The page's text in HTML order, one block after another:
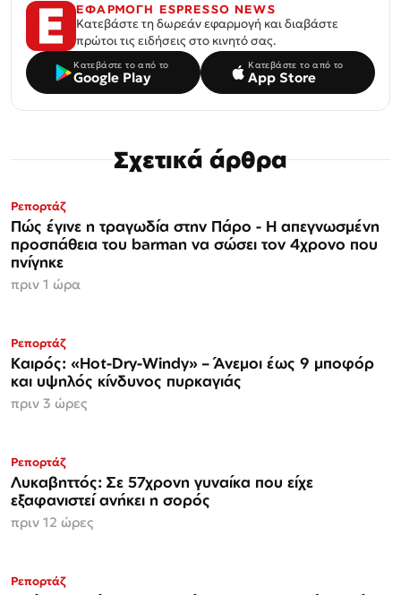
ΕΦΑΡΜΟΓΗ ESPRESSO NEWS
Κατεβάστε τη δωρεάν εφαρμογή και διαβάστε
πρώτοι τις ειδήσεις στο κινητό σας.
Κατεβάστε το από το
Google Play
Κατεβάστε το από το
App Store
Σχετικά άρθρα
Ρεπορτάζ
Πώς έγινε η τραγωδία στην Πάρο - Η απεγνωσμένη
προσπάθεια του barman να σώσει τον 4χρονο που
πνίγηκε
πριν 1 ώρα
Ρεπορτάζ
Καιρός: «Hot-Dry-Windy» – Άνεμοι έως 9 μποφόρ
και υψηλός κίνδυνος πυρκαγιάς
πριν 3 ώρες
Ρεπορτάζ
Λυκαβηττός: Σε 57χρονη γυναίκα που είχε
εξαφανιστεί ανήκει η σορός
πριν 12 ώρες
Ρεπορτάζ